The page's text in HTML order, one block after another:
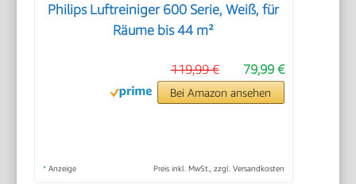
Philips Luftreiniger 600 Serie, Weiß, für
Räume bis 44 m²
79,99 €
119,99 €
Bei Amazon ansehen
* Anzeige Preis inkl. MwSt., zzgl. Versandkosten